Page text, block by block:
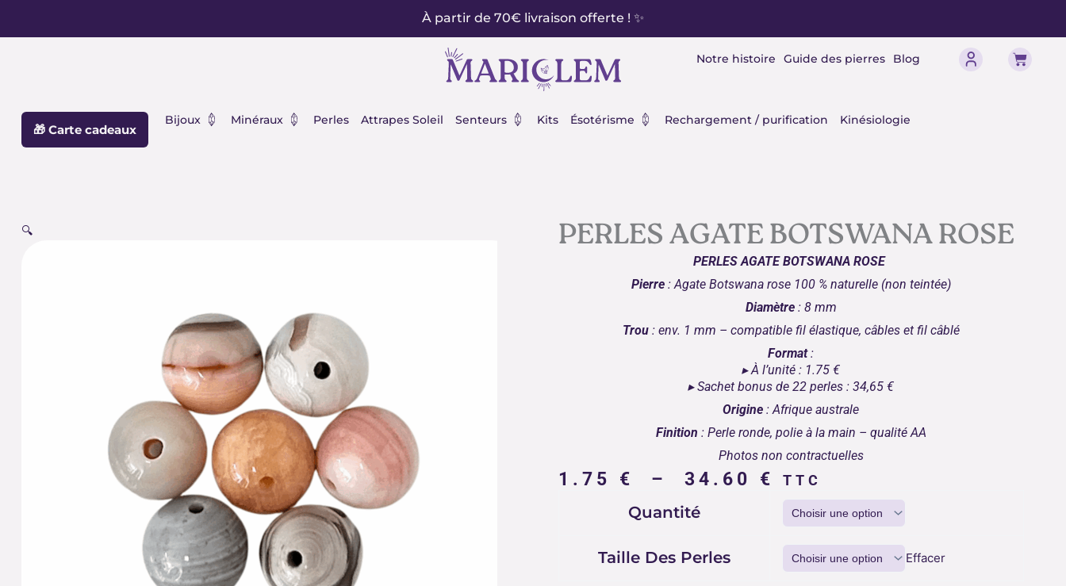
À partir de 70€ livraison offerte ! ✨
Notre histoire Guide des pierres Blog Panier
🎁 Carte cadeaux
Bijoux Ouvrir Bijoux
Minéraux Ouvrir Minéraux
Perles Attrapes Soleil Senteurs Ouvrir Senteurs
Kits Ésotérisme Ouvrir Ésotérisme
Rechargement / purification Kinésiologie
🔍 PERLES AGATE BOTSWANA ROSE
PERLES AGATE BOTSWANA ROSE
Pierre:Agate Botswana rose100 % naturelle (non teintée)
Diamètre: 8 mm
Trou: env. 1 mm – compatible fil élastique, câbles et fil câblé
Format:
▸ À l’unité : 1.75 €
▸ Sachet bonus de 22 perles : 34,65 €
Origine : Afrique australe
Finition : Perle ronde, polie à la main – qualité AA
Photos non contractuelles
1.75 € – 34.60 € Plage
de
prix :
34.60 €
TTC
Quantité
Taille Des Perles Effacer
AGATE